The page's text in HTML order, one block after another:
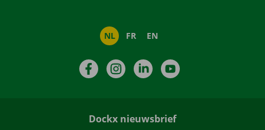
NL FR EN
FacebookInstagramLinkedIn
Dockx nieuwsbrief